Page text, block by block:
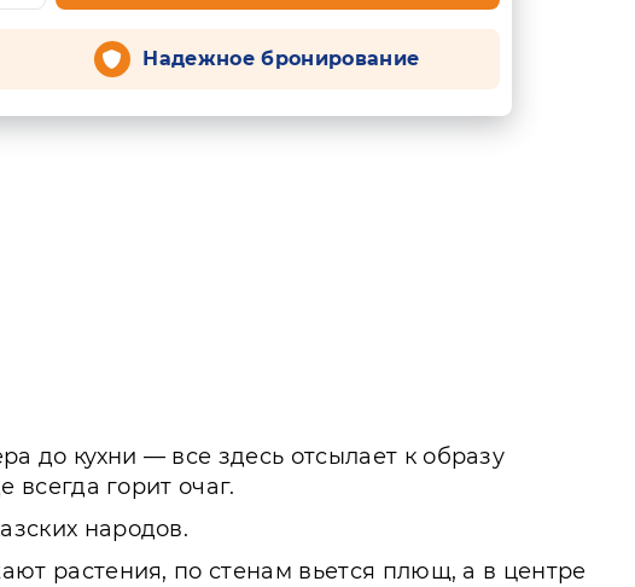
Надежное бронирование
до кухни — все здесь отсылает к образу
всегда горит очаг.
народов.
растения, по стенам вьется плющ, а в центре